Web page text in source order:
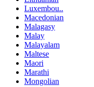
Luxembou..
Macedonian
Malagasy
Malay
Malayalam
Maltese
Maori
Marathi
Mongolian